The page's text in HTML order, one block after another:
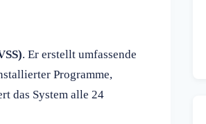
. Er erstellt umfassende
Programme,
das System alle 24